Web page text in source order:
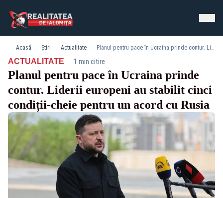
Acasă Știri Actualitate Planul pentru pace în Ucraina prinde contur. Liderii europeni au stabilit cinci condiții-cheie pentru un acord cu Rusia
ACTUALITATE· 1 min citire
Planul pentru pace în Ucraina prinde
contur. Liderii europeni au stabilit cinci
condiții-cheie pentru un acord cu Rusia